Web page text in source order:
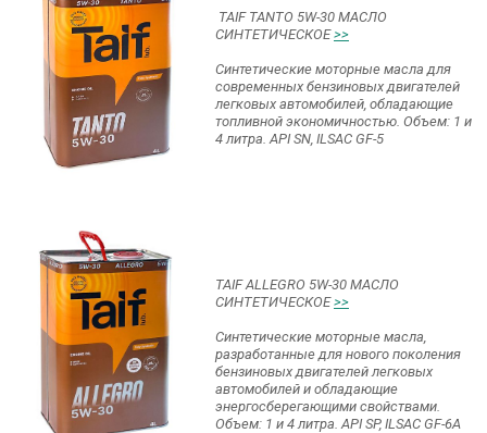
TAIF TANTO 5W-30 МАСЛО
СИНТЕТИЧЕСКОЕ>>
Cинтетические моторные масла для
современных бензиновых двигателей
легковых автомобилей, обладающие
топливной экономичностью. Объем: 1 и
4 литра. API SN, ILSAC GF-5
TAIF ALLEGRO 5W-30 МАСЛО
СИНТЕТИЧЕСКОЕ>>
Cинтетические моторные масла,
разработанные для нового поколения
бензиновых двигателей легковых
автомобилей и обладающие
энергосберегающими свойствами.
Объем: 1 и 4 литра. API SP, ILSAC GF-6А